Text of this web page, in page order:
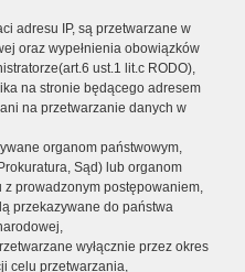
adresu IP, są przetwarzane w
oraz wypełnienia obowiązków
ust.1 lit.c RODO),
na stronie będącego adresem
na przetwarzanie danych w
organom państwowym,
Sąd) lub organom
prowadzonym postępowaniem,
przekazywane do państwa
wyłącznie przez okres
celu przetwarzania,